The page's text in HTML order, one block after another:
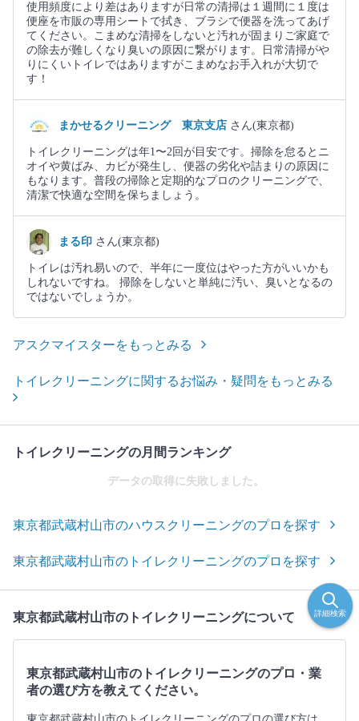
使用頻度により差はありますが日常の清掃は１週間に１度は
便座を市販の専用シートで拭き、ブラシで便器を洗ってあげ
てください。こまめな清掃をしないと汚れが固まりご家庭で
の除去が難しくなり臭いの原因に繋がります。日常清掃がや
りにくいトイレではありますがこまめなお手入れが大切で
す！
まかせるクリーニング 東京支店 さん(東京都)
トイレクリーニングは年1〜2回が目安です。掃除を怠るとニ
オイや黄ばみ、カビが発生し、便器の劣化や詰まりの原因に
もなります。普段の掃除と定期的なプロのクリーニングで、
清潔で快適な空間を保ちましょう。
まる印 さん(東京都)
トイレは汚れ易いので、半年に一度位はやった方がいいかも
しれないですね。 掃除をしないと単純に汚い、臭いとなるの
ではないでしょうか。
アスクマイスターをもっとみる
トイレクリーニングに関するお悩み・疑問をもっとみる
トイレクリーニングの月間ランキング
データの取得に失敗しました。
東京都武蔵村山市のハウスクリーニングのプロを探す
東京都武蔵村山市のトイレクリーニングのプロを探す
東京都武蔵村山市のトイレクリーニングについて
東京都武蔵村山市のトイレクリーニングのプロ・業
者の選び方を教えてください。
詳細検索